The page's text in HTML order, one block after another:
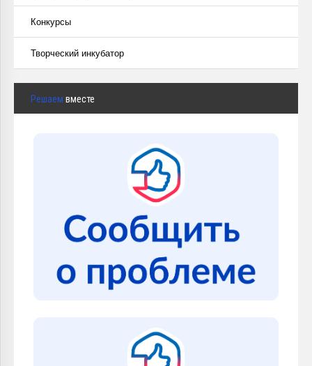
Конкурсы
Творческий инкубатор
Решаем вместе